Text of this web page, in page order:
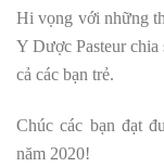
Hi vọng với những
Y Dược Pasteur chia
cả các bạn trẻ.
Chúc các bạn đạt
năm 2020!